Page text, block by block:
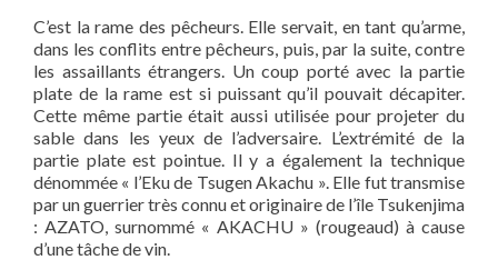
C’est la rame des pêcheurs. Elle servait, en tant qu’arme,
dans les conflits entre pêcheurs, puis, par la suite, contre
les assaillants étrangers. Un coup porté avec la partie
plate de la rame est si puissant qu’il pouvait décapiter.
Cette même partie était aussi utilisée pour projeter du
sable dans les yeux de l’adversaire. L’extrémité de la
partie plate est pointue. Il y a également la technique
dénommée « l’Eku de Tsugen Akachu ». Elle fut transmise
par un guerrier très connu et originaire de l’île Tsukenjima
: AZATO, surnommé « AKACHU » (rougeaud) à cause
d’une tâche de vin.